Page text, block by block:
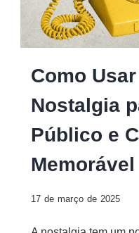
Digital
Como
Nostalgia
Público e
Memorável
17 de março de 2025